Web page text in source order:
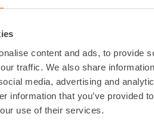
content and ads, to provide
traffic. We also share
media, advertising and
information that you’ve provided
use of their services.
verkko ja laitteet ovat aina
ylläpidossa, jolloin taataan
Tilat voidaan varustaa
kulunvalvonnalla,
ja palonilmaisimilla. Älykkään
käteen -tyyppisenä valmiina